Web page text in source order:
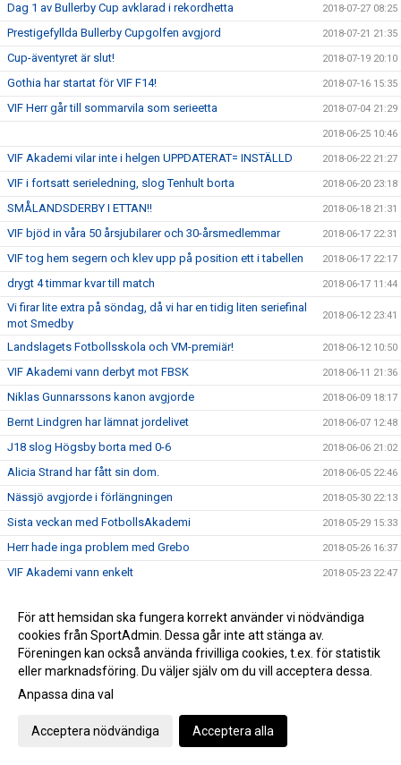
Dag 1 av Bullerby Cup avklarad i rekordhetta 2018-07-27 08:25
Prestigefyllda Bullerby Cupgolfen avgjord 2018-07-21 21:35
Cup-äventyret är slut! 2018-07-19 20:10
Gothia har startat för VIF F14! 2018-07-16 15:35
VIF Herr går till sommarvila som serieetta 2018-07-04 21:29
2018-06-25 10:46
VIF Akademi vilar inte i helgen UPPDATERAT= INSTÄLLD 2018-06-22 21:27
VIF i fortsatt serieledning, slog Tenhult borta 2018-06-20 23:18
SMÅLANDSDERBY I ETTAN!! 2018-06-18 21:31
VIF bjöd in våra 50 årsjubilarer och 30-årsmedlemmar 2018-06-17 22:31
VIF tog hem segern och klev upp på position ett i tabellen 2018-06-17 22:17
drygt 4 timmar kvar till match 2018-06-17 11:44
Vi firar lite extra på söndag, då vi har en tidig liten seriefinal
mot Smedby
2018-06-12 23:41
Landslagets Fotbollsskola och VM-premiär! 2018-06-12 10:50
VIF Akademi vann derbyt mot FBSK 2018-06-11 21:36
Niklas Gunnarssons kanon avgjorde 2018-06-09 18:17
Bernt Lindgren har lämnat jordelivet 2018-06-07 12:48
J18 slog Högsby borta med 0-6 2018-06-06 21:02
Alicia Strand har fått sin dom. 2018-06-05 22:46
Nässjö avgjorde i förlängningen 2018-05-30 22:13
Sista veckan med FotbollsAkademi 2018-05-29 15:33
Herr hade inga problem med Grebo 2018-05-26 16:37
VIF Akademi vann enkelt 2018-05-23 22:47
Niklas Gunnarssons tidiga mål räckte inte 2018-05-19 22:10
TjejTruppen laddade upp inför invigningen av Asllani Court 2018-05-13 19:04
Gurra matchhjälte idag i derbyt mot H/M 2018-05-11 23:10
Puh, VIF avjorde i 94e minuten, 3-2 mot Boxholm
Inför Vimmerby IF - Onsala BK
Boston vann div 6-derbyt mot VIF Akademi
För att hemsidan ska fungera korrekt använder vi nödvändiga
cookies från SportAdmin. Dessa går inte att stänga av.
Föreningen kan också använda frivilliga cookies, t.ex. för statistik
eller marknadsföring. Du väljer själv om du vill acceptera dessa.
Anpassa dina val
Acceptera nödvändiga Acceptera alla